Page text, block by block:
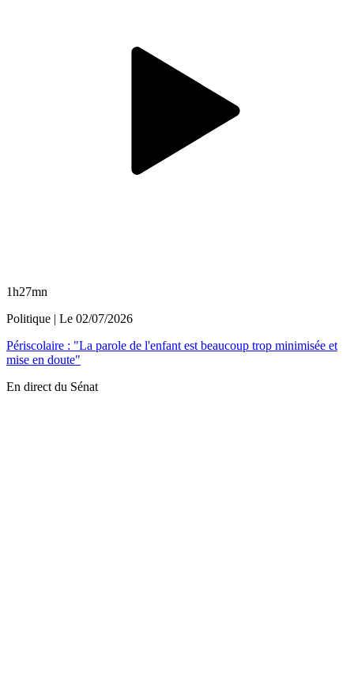
1h27mn
Politique | Le 02/07/2026
Périscolaire : "La parole de l'enfant est beaucoup trop minimisée et
mise en doute"
En direct du Sénat